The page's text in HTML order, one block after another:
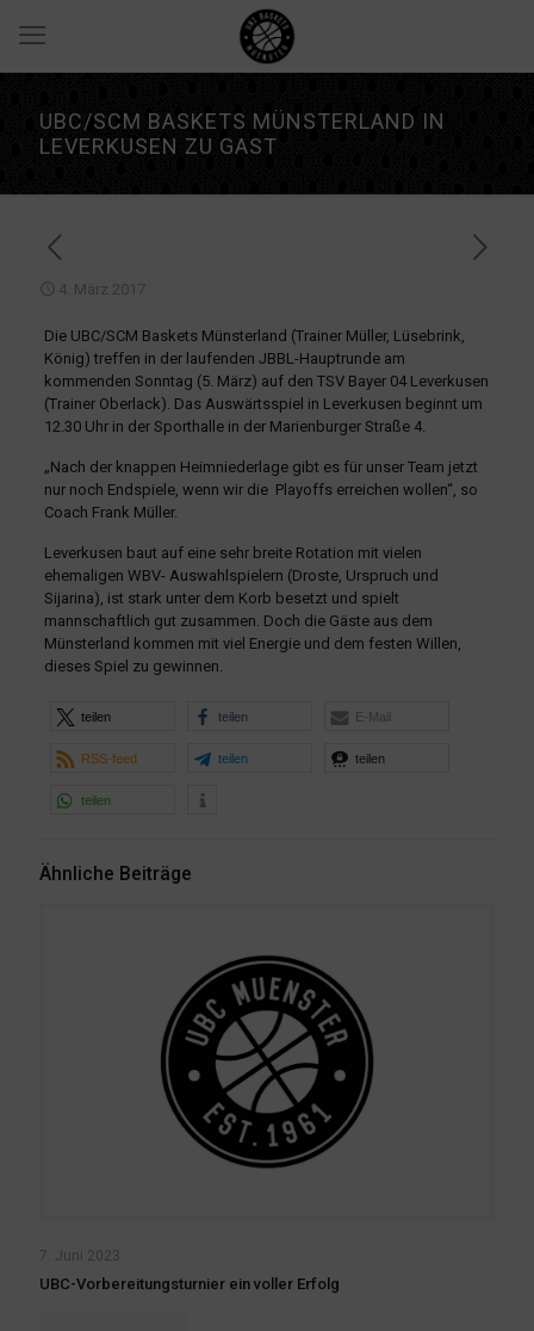
UBC/SCM BASKETS MÜNSTERLAND IN
LEVERKUSEN ZU GAST
4. März 2017
Die UBC/SCM Baskets Münsterland (Trainer Müller, Lüsebrink,
König) treffen in der laufenden JBBL-Hauptrunde am
kommenden Sonntag (5. März) auf den TSV Bayer 04 Leverkusen
(Trainer Oberlack). Das Auswärtsspiel in Leverkusen beginnt um
12.30 Uhr in der Sporthalle in der Marienburger Straße 4.
„Nach der knappen Heimniederlage gibt es für unser Team jetzt
nur noch Endspiele, wenn wir die Playoffs erreichen wollen“, so
Coach Frank Müller.
Leverkusen baut auf eine sehr breite Rotation mit vielen
ehemaligen WBV- Auswahlspielern (Droste, Urspruch und
Sijarina), ist stark unter dem Korb besetzt und spielt
mannschaftlich gut zusammen. Doch die Gäste aus dem
Münsterland kommen mit viel Energie und dem festen Willen,
dieses Spiel zu gewinnen.
teilen teilen E-Mail
RSS-feed teilen teilen
teilen
Ähnliche Beiträge
7. Juni 2023
UBC-Vorbereitungsturnier ein voller Erfolg